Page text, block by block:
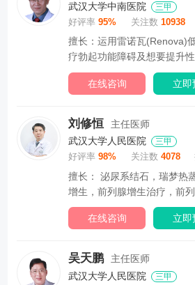
武汉大学中南医院
三甲
好评率95% 关注数 10938
擅长：运用雷诺瓦(Renova)
疗勃起功能障碍及想要提升
在线咨询 立即
刘修恒
主任医师
武汉大学人民医院
三甲
好评率98% 关注数 4078
擅长： 泌尿系结石，瑞梦热
增生，前列腺增生治疗，前
诺瓦...
在线咨询
立即
吴天鹏
主任医师
武汉大学人民医院
三甲